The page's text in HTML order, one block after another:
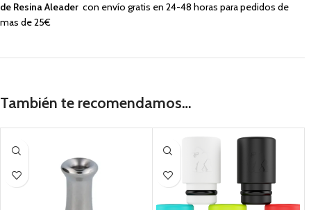
de Resina Aleader con envío gratis en 24-48 horas para pedidos de
mas de 25€
También te recomendamos…